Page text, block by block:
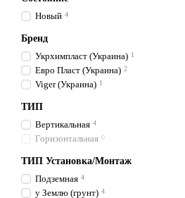
Новый 4
Бренд
Укрхимпласт (Украина) 1
Евро Пласт (Украина) 2
Viger (Украина) 1
ТИП
Вертикальная 4
Горизонтальная 0
ТИП Установка/Монтаж
Подземная 4
у Землю (грунт) 4